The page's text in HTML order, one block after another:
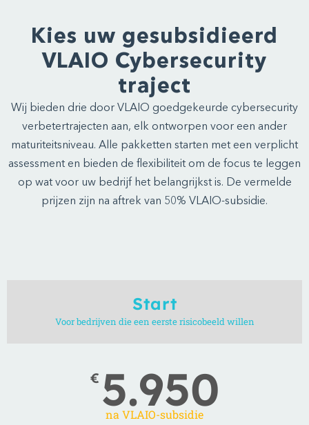
Kies uw gesubsidieerd
VLAIO Cybersecurity
traject
Wij bieden drie door VLAIO goedgekeurde cybersecurity
verbetertrajecten aan, elk ontworpen voor een ander
maturiteitsniveau. Alle pakketten starten met een verplicht
assessment en bieden de flexibiliteit om de focus te leggen
op wat voor uw bedrijf het belangrijkst is. De vermelde
prijzen zijn na aftrek van 50% VLAIO-subsidie.
Start
Voor bedrijven die een eerste risicobeeld willen
€ 5.950
na VLAIO-subsidie